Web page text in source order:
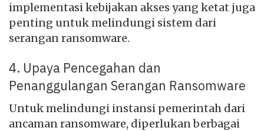
implementasi kebijakan akses yang ketat juga
penting untuk melindungi sistem dari
serangan ransomware.
4. Upaya Pencegahan dan
Penanggulangan Serangan Ransomware
Untuk melindungi instansi pemerintah dari
ancaman ransomware, diperlukan berbagai